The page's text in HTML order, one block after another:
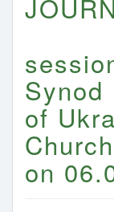
Synod
of
Church
on